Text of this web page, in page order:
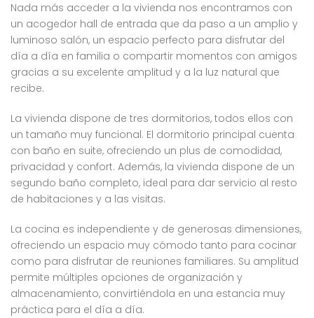
Nada más acceder a la vivienda nos encontramos con
un acogedor hall de entrada que da paso a un amplio y
luminoso salón, un espacio perfecto para disfrutar del
día a día en familia o compartir momentos con amigos
gracias a su excelente amplitud y a la luz natural que
recibe.
La vivienda dispone de tres dormitorios, todos ellos con
un tamaño muy funcional. El dormitorio principal cuenta
con baño en suite, ofreciendo un plus de comodidad,
privacidad y confort. Además, la vivienda dispone de un
segundo baño completo, ideal para dar servicio al resto
de habitaciones y a las visitas.
La cocina es independiente y de generosas dimensiones,
ofreciendo un espacio muy cómodo tanto para cocinar
como para disfrutar de reuniones familiares. Su amplitud
permite múltiples opciones de organización y
almacenamiento, convirtiéndola en una estancia muy
práctica para el día a día.